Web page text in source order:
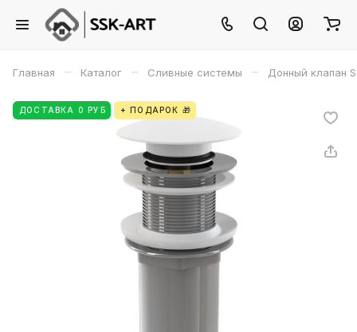
Главная – Каталог – Сливные системы – Донный клапан
ДОСТАВКА 0 РУБ + ПОДАРОК 🎁